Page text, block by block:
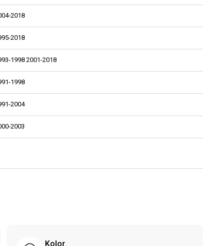
2018
2018
1998 2001-2018
1998
2004
2003
Kolor